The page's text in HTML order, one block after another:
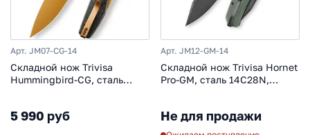
Арт. JM07-CG-14
Складной нож Trivisa
Hummingbird-CG, сталь
5 990 руб
Арт. JM12-GM-14
Складной нож Trivisa Hornet
Pro-GM, сталь 14C28N,
Не для продажи